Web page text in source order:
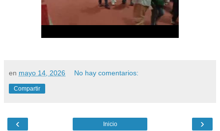
en mayo 14, 2026 No hay comentarios:
Compartir
‹ ›
Inicio